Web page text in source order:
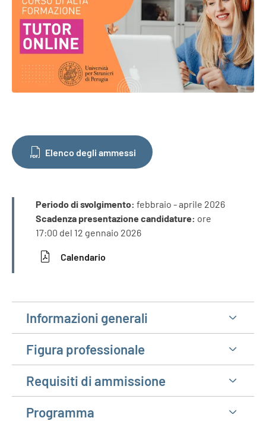
Elenco degli ammessi
INFORMAZIONI
Periodo di svolgimento: febbraio - aprile 2026
Scadenza presentazione candidature: ore
17:00 del 12 gennaio 2026
Calendario
Informazioni generali
Figura professionale
Requisiti di ammissione
Programma